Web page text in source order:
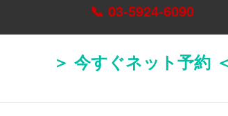
📞 03-5924-6090
＞ 今すぐネット予約